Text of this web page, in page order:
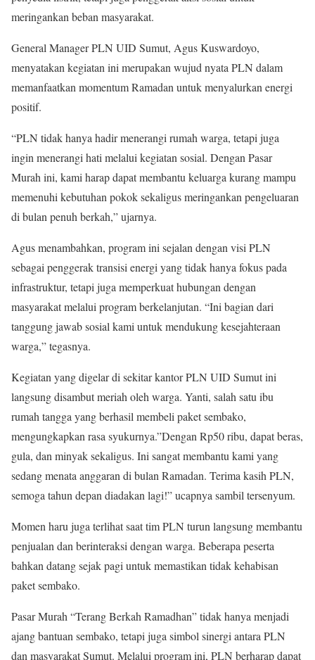
meringankan beban masyarakat.
General Manager PLN UID Sumut, Agus Kuswardoyo,
menyatakan kegiatan ini merupakan wujud nyata PLN dalam
memanfaatkan momentum Ramadan untuk menyalurkan energi
positif.
“PLN tidak hanya hadir menerangi rumah warga, tetapi juga
ingin menerangi hati melalui kegiatan sosial. Dengan Pasar
Murah ini, kami harap dapat membantu keluarga kurang mampu
memenuhi kebutuhan pokok sekaligus meringankan pengeluaran
di bulan penuh berkah,” ujarnya.
Agus menambahkan, program ini sejalan dengan visi PLN
sebagai penggerak transisi energi yang tidak hanya fokus pada
infrastruktur, tetapi juga memperkuat hubungan dengan
masyarakat melalui program berkelanjutan. “Ini bagian dari
tanggung jawab sosial kami untuk mendukung kesejahteraan
warga,” tegasnya.
Kegiatan yang digelar di sekitar kantor PLN UID Sumut ini
langsung disambut meriah oleh warga. Yanti, salah satu ibu
rumah tangga yang berhasil membeli paket sembako,
mengungkapkan rasa syukurnya.”Dengan Rp50 ribu, dapat beras,
gula, dan minyak sekaligus. Ini sangat membantu kami yang
sedang menata anggaran di bulan Ramadan. Terima kasih PLN,
semoga tahun depan diadakan lagi!” ucapnya sambil tersenyum.
Momen haru juga terlihat saat tim PLN turun langsung membantu
penjualan dan berinteraksi dengan warga. Beberapa peserta
bahkan datang sejak pagi untuk memastikan tidak kehabisan
paket sembako.
Pasar Murah “Terang Berkah Ramadhan” tidak hanya menjadi
ajang bantuan sembako, tetapi juga simbol sinergi antara PLN
dan masyarakat Sumut. Melalui program ini, PLN berharap dapat